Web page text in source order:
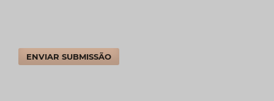
ENVIAR SUBMISSÃO